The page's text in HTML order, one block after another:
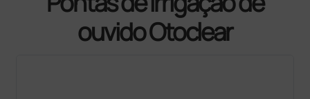
ouvido Otoclear